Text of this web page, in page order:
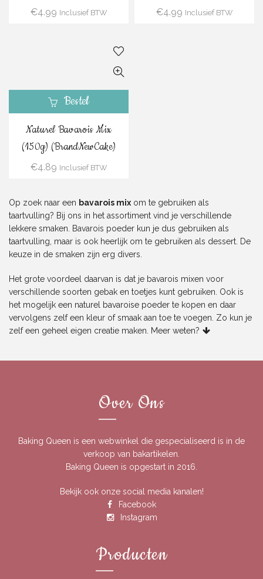
€4.99 Inclusief BTW €4.99 Inclusief BTW
Bestel
Naturel Bavarois Mix
(150g) (BrandNewCake)
€4.89 Inclusief BTW
Op zoek naar een bavarois mix om te gebruiken als
taartvulling? Bij ons in het assortiment vind je verschillende
lekkere smaken. Bavarois poeder kun je dus gebruiken als
taartvulling, maar is ook heerlijk om te gebruiken als dessert. De
keuze in de smaken zijn erg divers.
Het grote voordeel daarvan is dat je bavarois mixen voor
verschillende soorten gebak en toetjes kunt gebruiken. Ook is
het mogelijk een naturel bavaroise poeder te kopen en daar
vervolgens zelf een kleur of smaak aan toe te voegen. Zo kun je
zelf een geheel eigen creatie maken.
Meer weten?
Over Ons
Baking Queen is een webwinkel die gespecialiseerd is in de
verkoop van bakartikelen.
Baking Queen is opgestart in 2016.
Bekijk ook onze social media kanalen!
Facebook
Instagram
Producten